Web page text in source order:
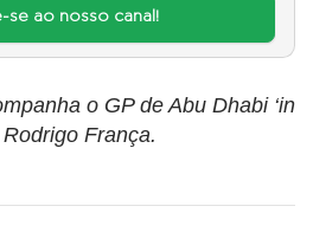
se ao nosso canal!
o GP de Abu Dhabi ‘in
França.